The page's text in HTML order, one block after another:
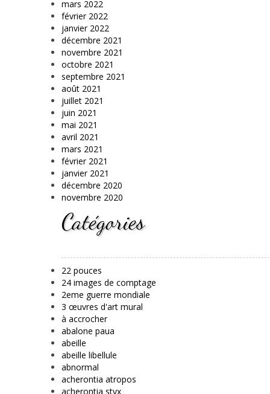
mars 2022
février 2022
janvier 2022
décembre 2021
novembre 2021
octobre 2021
septembre 2021
août 2021
juillet 2021
juin 2021
mai 2021
avril 2021
mars 2021
février 2021
janvier 2021
décembre 2020
novembre 2020
Catégories
22 pouces
24 images de comptage
2eme guerre mondiale
3 œuvres d'art mural
à accrocher
abalone paua
abeille
abeille libellule
abnormal
acherontia atropos
acherontia styx